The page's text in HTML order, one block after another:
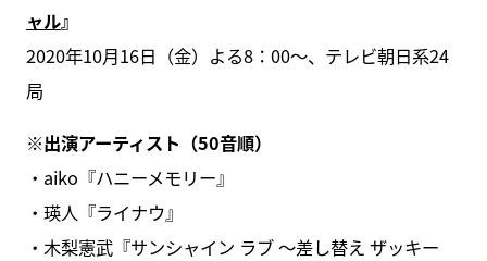
ャル』
2020年10月16日（金）よる8：00～、テレビ朝日系24
局
※出演アーティスト（50音順）
・aiko『ハニーメモリー』
・瑛人『ライナウ』
・木梨憲武『サンシャイン ラブ ～差し替え ザッキー